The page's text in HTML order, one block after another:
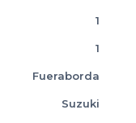
1
1
Fueraborda
Suzuki